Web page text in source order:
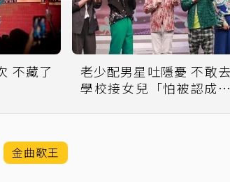
不藏了
老少配男星吐隱憂 不敢去
學校接女兒「怕被認成阿
金曲歌王